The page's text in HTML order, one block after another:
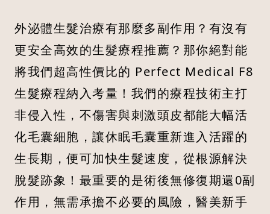
外泌體生髮治療有那麼多副作用？有沒有
更安全高效的生髮療程推薦？那你絕對能
將我們超高性價比的 Perfect Medical F8
生髮療程納入考量！我們的療程技術主打
非侵入性，不傷害與刺激頭皮都能大幅活
化毛囊細胞，讓休眠毛囊重新進入活躍的
生長期，便可加快生髮速度，從根源解決
脫髮跡象！最重要的是術後無修復期還0副
作用，無需承擔不必要的風險，醫美新手